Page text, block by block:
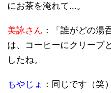
にお茶を淹れて…。
美詠さん ：「誰がどの湯
は、コーヒーにクリープ
したね。
もやじょ ：同じです（笑